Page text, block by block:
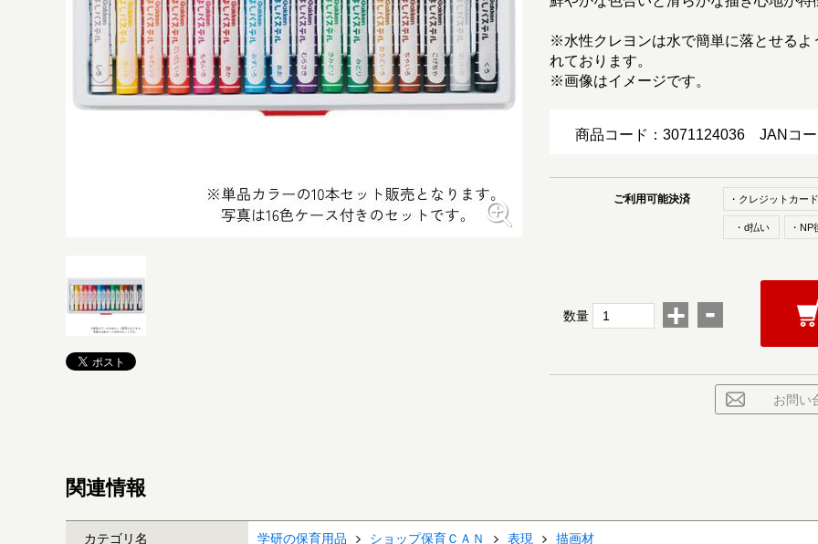
※水性クレヨンは水で簡単に落とせる
れております。
※画像はイメージです。
商品コード：3071124036 JANコ
ご利用可能決済 ・クレジットカード
・d払い ・NP
数量 + -
お問い
関連情報
カテゴリ名 学研の保育用品 ショップ保育ＣＡＮ 表現
描画材